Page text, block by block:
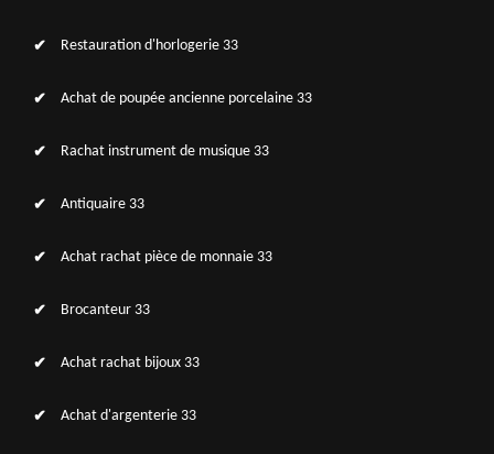
Restauration d'horlogerie 33
Achat de poupée ancienne porcelaine 33
Rachat instrument de musique 33
Antiquaire 33
Achat rachat pièce de monnaie 33
Brocanteur 33
Achat rachat bijoux 33
Achat d'argenterie 33